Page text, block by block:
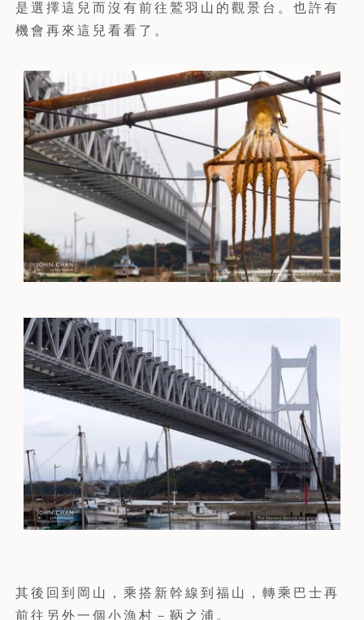
是選擇這兒而沒有前往鷲羽山的觀景台。也許有
機會再來這兒看看了。
其後回到岡山，乘搭新幹線到福山，轉乘巴士再
前往另外一個小漁村－鞆之浦。